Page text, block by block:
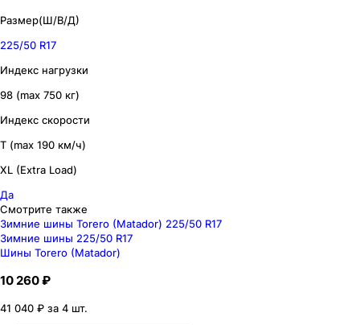
Размер(Ш/В/Д)
225/50 R17
Индекс нагрузки
98 (max 750 кг)
Индекс скорости
T (max 190 км/ч)
XL (Extra Load)
Да
Смотрите также
Зимние шины Torero (Matador) 225/50 R17
Зимние шины 225/50 R17
Шины Torero (Matador)
10 260 ₽
41 040 ₽ за 4 шт.